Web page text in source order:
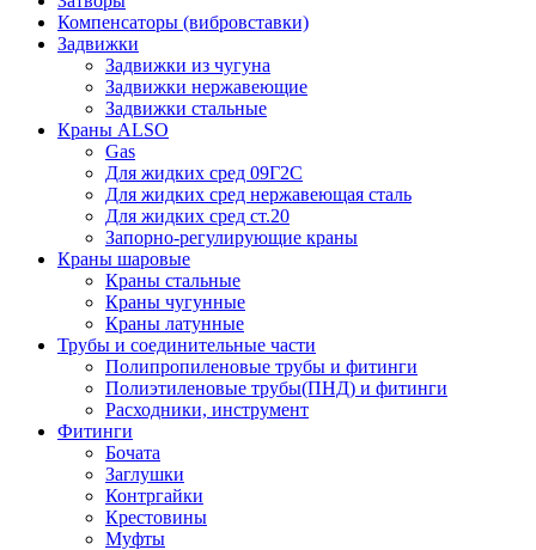
Компенсаторы (вибровставки)
Задвижки
Задвижки из чугуна
Задвижки нержавеющие
Задвижки стальные
Краны ALSO
Gas
Для жидких сред 09Г2С
Для жидких сред нержавеющая сталь
Для жидких сред ст.20
Запорно-регулирующие краны
Краны шаровые
Краны стальные
Краны чугунные
Краны латунные
Трубы и соединительные части
Полипропиленовые трубы и фитинги
Полиэтиленовые трубы(ПНД) и фитинги
Расходники, инструмент
Фитинги
Бочата
Заглушки
Контргайки
Крестовины
Муфты